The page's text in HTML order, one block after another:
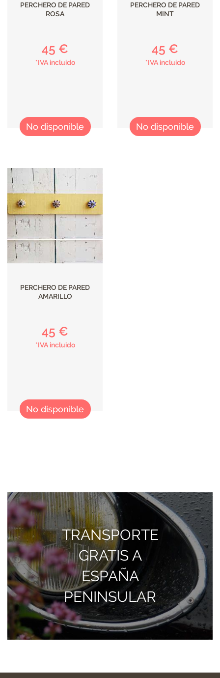
PERCHERO DE PARED
ROSA
45 €
*IVA incluido
No disponible
PERCHERO DE PARED
MINT
45 €
*IVA incluido
No disponible
PERCHERO DE PARED
AMARILLO
45 €
*IVA incluido
No disponible
TRANSPORTE
GRATIS A
ESPAÑA
PENINSULAR